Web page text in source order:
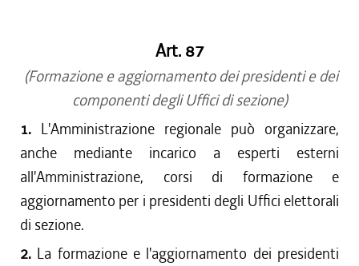
Art. 87
(Formazione e aggiornamento dei presidenti e dei
componenti degli Uffici di sezione)
1. L'Amministrazione regionale può organizzare,
anche mediante incarico a esperti esterni
all'Amministrazione, corsi di formazione e
aggiornamento per i presidenti degli Uffici elettorali
di sezione.
2. La formazione e l'aggiornamento dei presidenti